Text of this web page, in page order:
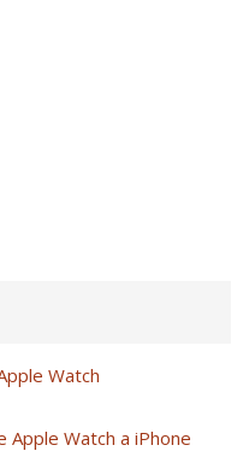
Watch
Apple Watch a iPhone